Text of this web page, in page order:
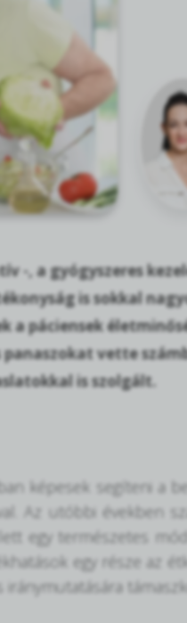
-, a gyógyszeres
is sokkal
a páciensek
panaszokat vette
is szolgált.
képesek segíteni a
Az utóbbi években
egy természetes
egy része az